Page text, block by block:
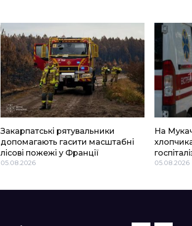
Закарпатські рятувальники
допомагають гасити масштабні
лісові пожежі у Франції
05.08.2026
На
05.08.2026